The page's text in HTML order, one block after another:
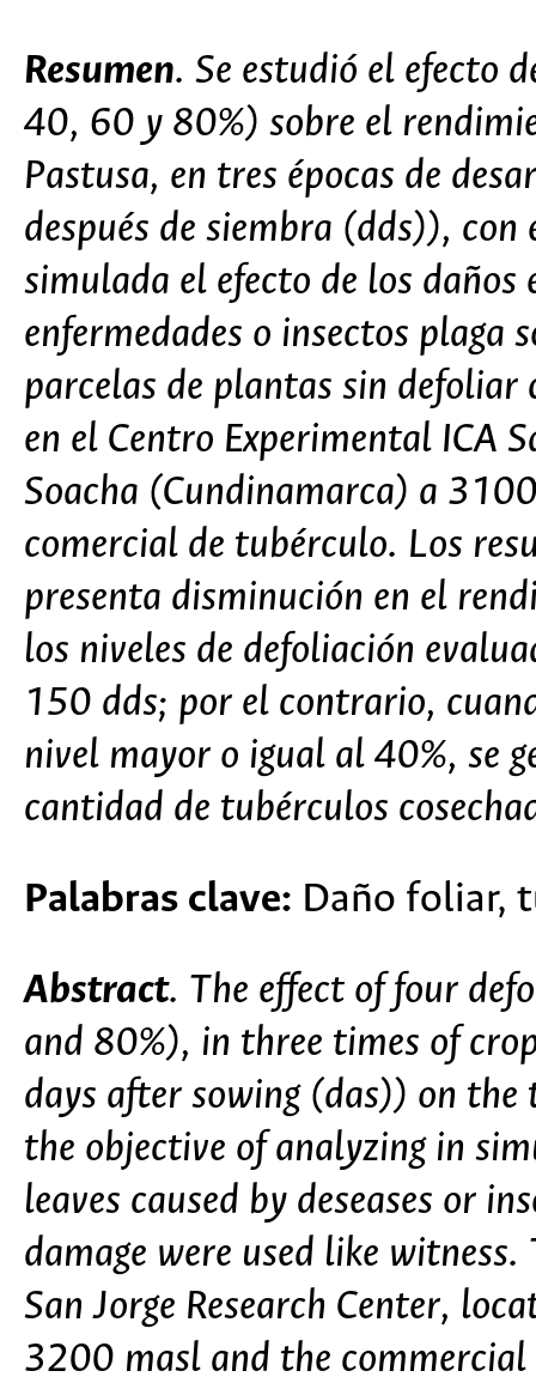
Resumen. Se estudió el efecto
40, 60 y 80%) sobre el
Pastusa, en tres épocas de
después de siembra (dds)),
simulada el efecto de los daños
enfermedades o insectos
parcelas de plantas sin defoliar
en el Centro Experimental ICA
Soacha (Cundinamarca) a
comercial de tubérculo. Los
presenta disminución en el
los niveles de defoliación
150 dds; por el contrario,
nivel mayor o igual al 40%, se
cantidad de tubérculos
Palabras clave: Daño foliar,
Abstract. The effect of four
and 80%), in three times of
days after sowing (das)) on
the objective of analyzing in
leaves caused by deseases or
damage were used like
San Jorge Research Center,
3200 masl and the